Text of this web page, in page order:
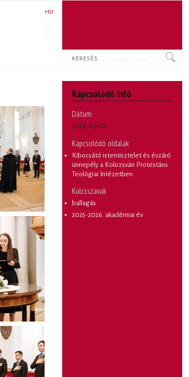
HU
Keresés
Kapcsolódó infó
Dátum
2026-07-01
Kapcsolódó oldalak
Kibocsátó istentisztelet és évzáró
ünnepély a Kolozsvári Protestáns
Teológiai Intézetben
Kulcsszavak
ballagás
2025-2026. akadémiai év